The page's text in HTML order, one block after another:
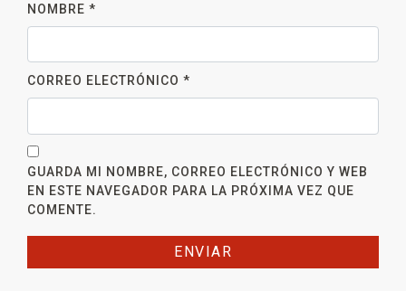
NOMBRE *
CORREO ELECTRÓNICO *
GUARDA MI NOMBRE, CORREO ELECTRÓNICO Y WEB
EN ESTE NAVEGADOR PARA LA PRÓXIMA VEZ QUE
COMENTE.